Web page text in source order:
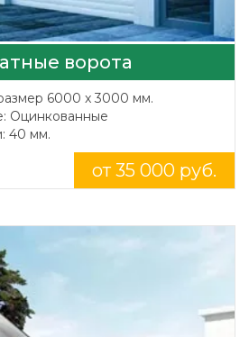
ворота
6000 x 3000 мм.
Оцинкованные
40 мм.
от 35 000 руб.